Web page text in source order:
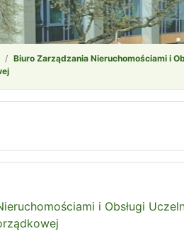
Biuro Zarządzania Nieruchomościami i
i Obsługi